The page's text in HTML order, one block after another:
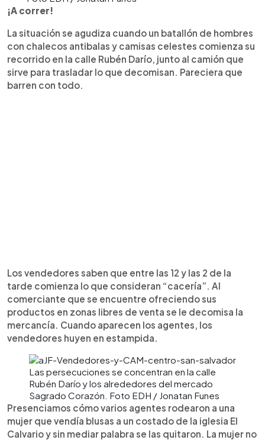
¡A correr!
La situación se agudiza cuando un batallón de hombres
con chalecos antibalas y camisas celestes comienza su
recorrido en la calle Rubén Darío, junto al camión que
sirve para trasladar lo que decomisan. Pareciera que
barren con todo.
Los vendedores saben que entre las 12 y las 2 de la
tarde comienza lo que consideran “cacería”. Al
comerciante que se encuentre ofreciendo sus
productos en zonas libres de venta se le decomisa la
mercancía. Cuando aparecen los agentes, los
vendedores huyen en estampida.
Las persecuciones se concentran en la calle
Rubén Darío y los alrededores del mercado
Sagrado Corazón. Foto EDH / Jonatan Funes
Presenciamos cómo varios agentes rodearon a una
mujer que vendía blusas a un costado de la iglesia El
Calvario y sin mediar palabra se las quitaron. La mujer no